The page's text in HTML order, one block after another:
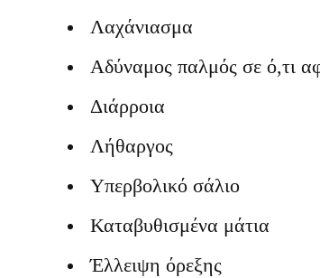
Λαχάνιασμα
Αδύναμος παλμός σε ό,τι
Διάρροια
Λήθαργος
Υπερβολικό σάλιο
Καταβυθισμένα μάτια
Έλλειψη όρεξης